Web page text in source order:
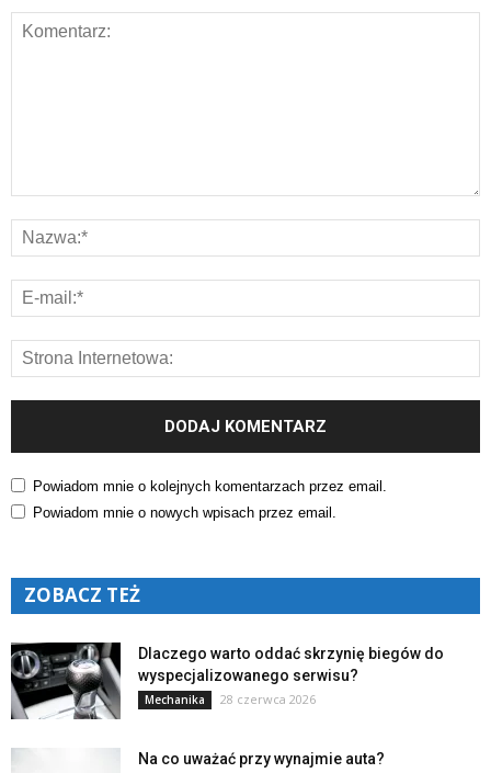
Powiadom mnie o kolejnych komentarzach przez email.
Powiadom mnie o nowych wpisach przez email.
ZOBACZ TEŻ
Dlaczego warto oddać skrzynię biegów do
wyspecjalizowanego serwisu?
Mechanika 28 czerwca 2026
Na co uważać przy wynajmie auta?